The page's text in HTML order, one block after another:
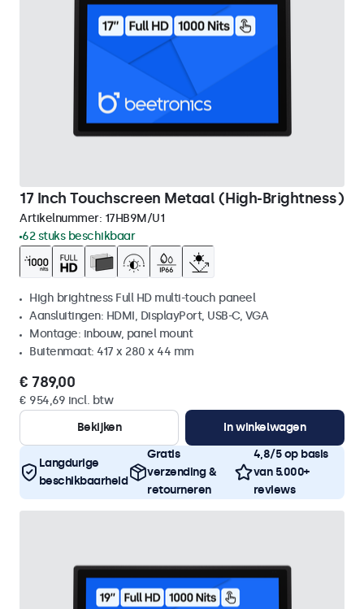
17 Inch Touchscreen Metaal (High-Brightness)
Artikelnummer: 17HB9M/U1
62 stuks beschikbaar
High brightness Full HD multi-touch paneel
Aansluitingen: HDMI, DisplayPort, USB-C, VGA
Montage: inbouw, panel mount
Buitenmaat: 417 x 280 x 44 mm
€ 789,00
€ 954,69 incl. btw
Bekijken
In winkelwagen
Langdurige
beschikbaarheid
Gratis
verzending &
retourneren
4,8/5 op basis
van 5.000+
reviews